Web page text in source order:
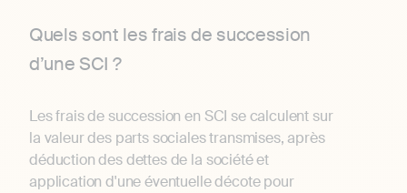
Quels sont les frais de succession
d’une SCI ?
Les frais de succession en SCI se calculent sur
la valeur des parts sociales transmises, après
déduction des dettes de la société et
application d'une éventuelle décote pour